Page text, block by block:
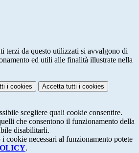
terzi da questo utilizzati si avvalgono di
ed utili alle finalità illustrate nella
i cookies Accetta tutti i cookies
scegliere quali cookie consentire.
che consentono il funzionamento della
disabilitarli.
cookie necessari al funzionamento potete
.